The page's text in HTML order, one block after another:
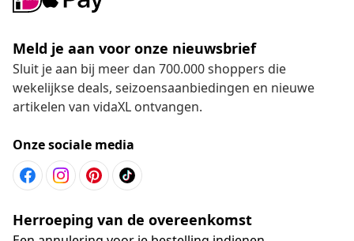
Meld je aan voor onze nieuwsbrief
Sluit je aan bij meer dan 700.000 shoppers die
wekelijkse deals, seizoensaanbiedingen en nieuwe
artikelen van vidaXL ontvangen.
Onze sociale media
Herroeping van de overeenkomst